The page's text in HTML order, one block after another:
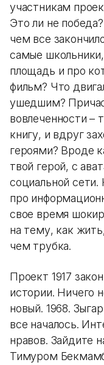
участникам
Это ли не
чем все
самые
площадь и про
фильм? Что
ушедшим?
вовлеченности –
книгу, и вдруг
героями? Вроде
твой герой, с
социальной сети.
про
свое время
на тему, как
чем трубка.
Проект 1917
истории. Ничего
новый. 1968.
все началось.
нравов. Зайдите
Тимуром